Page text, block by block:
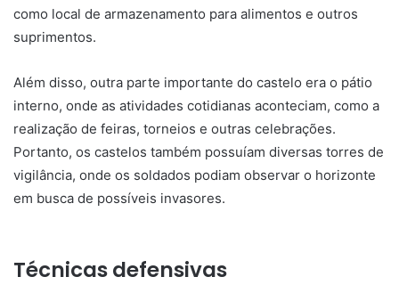
como local de armazenamento para alimentos e outros
suprimentos.
Além disso, outra parte importante do castelo era o pátio
interno, onde as atividades cotidianas aconteciam, como a
realização de feiras, torneios e outras celebrações.
Portanto, os castelos também possuíam diversas torres de
vigilância, onde os soldados podiam observar o horizonte
em busca de possíveis invasores.
Técnicas defensivas